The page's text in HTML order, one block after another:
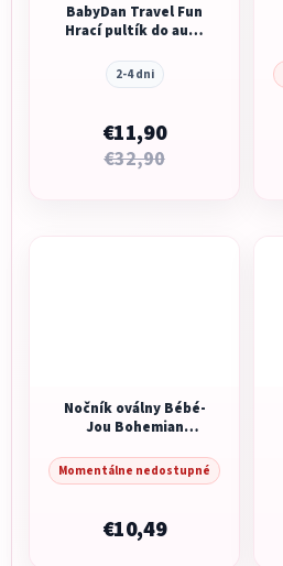
BabyDan Travel Fun
Hrací pultík do auta
2-4 dni
€11,90
€32,90
Nočník oválny Bébé-
Jou Bohemian
Momentálne nedostupné
€10,49